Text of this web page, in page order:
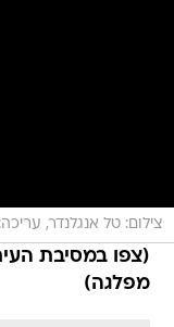
צילום: טל אנגלנדר, עריכה:
(צפו במסיבת
מפלגה)